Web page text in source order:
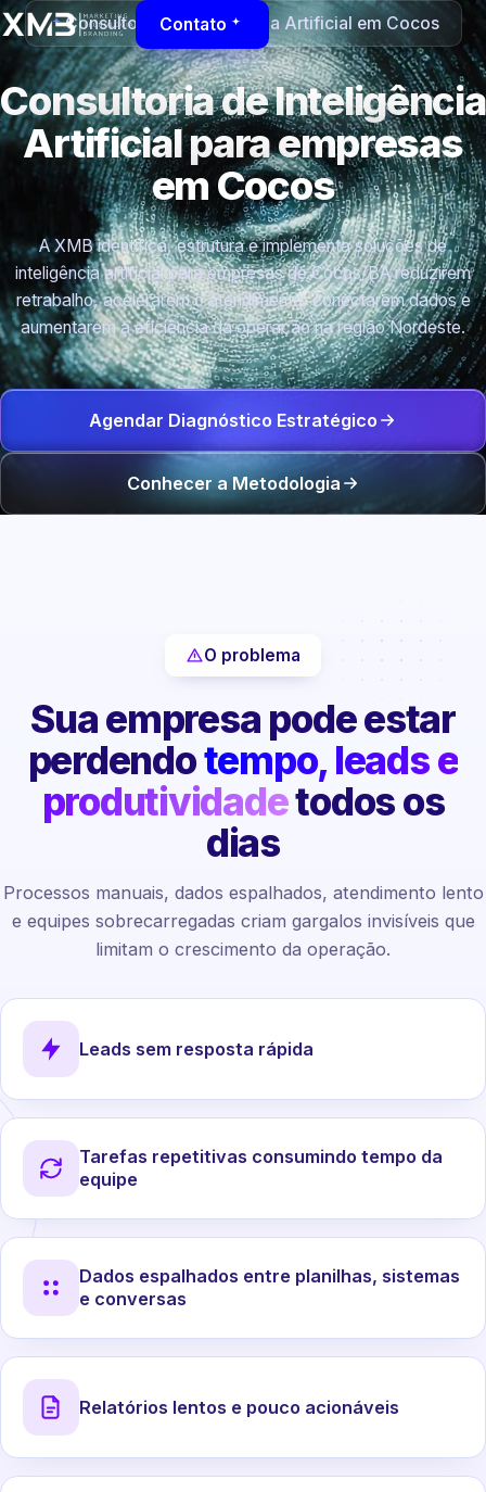
Contato
Consultoria de Inteligência Artificial em Cocos
Consultoria de Inteligência
Artificial para empresas
em Cocos
A XMB identifica, estrutura e implementa soluções de
inteligência artificial para empresas de Cocos/BA reduzirem
retrabalho, acelerarem o atendimento, conectarem dados e
aumentarem a eficiência da operação na região Nordeste.
Agendar Diagnóstico Estratégico
Conhecer a Metodologia
O problema
Sua empresa pode estar
perdendotempo, leads e
produtividadetodos os
dias
Processos manuais, dados espalhados, atendimento lento
e equipes sobrecarregadas criam gargalos invisíveis que
limitam o crescimento da operação.
Leads sem resposta rápida
Tarefas repetitivas consumindo tempo da
equipe
Dados espalhados entre planilhas, sistemas
e conversas
Relatórios lentos e pouco acionáveis